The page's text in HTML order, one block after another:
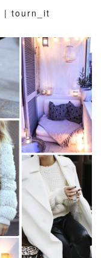
| tourn_it